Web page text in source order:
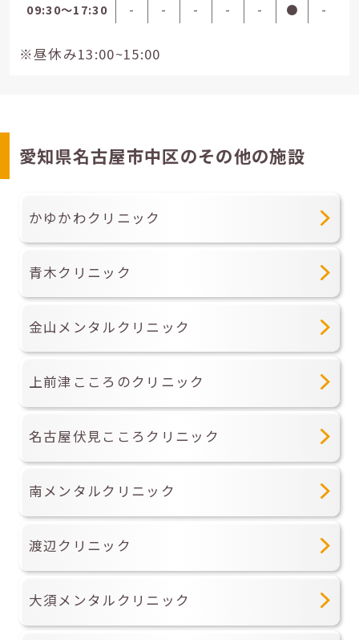
09:30〜17:30
- - - - - ● -
※昼休み13:00~15:00
愛知県名古屋市中区のその他の施設
かゆかわクリニック
青木クリニック
金山メンタルクリニック
上前津こころのクリニック
名古屋伏見こころクリニック
南メンタルクリニック
渡辺クリニック
大須メンタルクリニック